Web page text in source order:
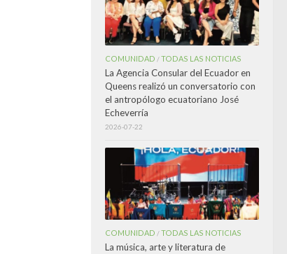
COMUNIDAD /TODAS LAS NOTICIAS
La Agencia Consular del Ecuador en
Queens realizó un conversatorio con
el antropólogo ecuatoriano José
Echeverría
2026-07-22
COMUNIDAD /TODAS LAS NOTICIAS
La música, arte y literatura de